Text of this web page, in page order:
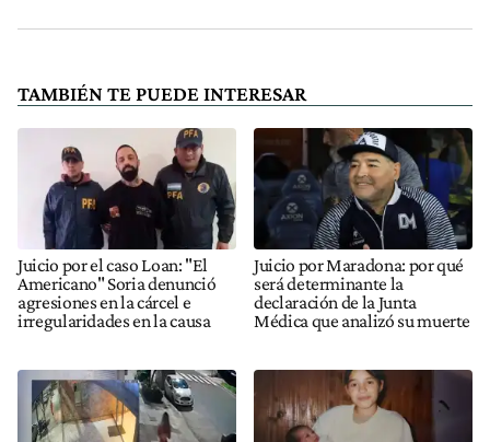
TAMBIÉN TE PUEDE INTERESAR
Juicio por el caso Loan: "El
Americano" Soria denunció
agresiones en la cárcel e
irregularidades en la causa
Juicio por Maradona: por qué
será determinante la
declaración de la Junta
Médica que analizó su muerte